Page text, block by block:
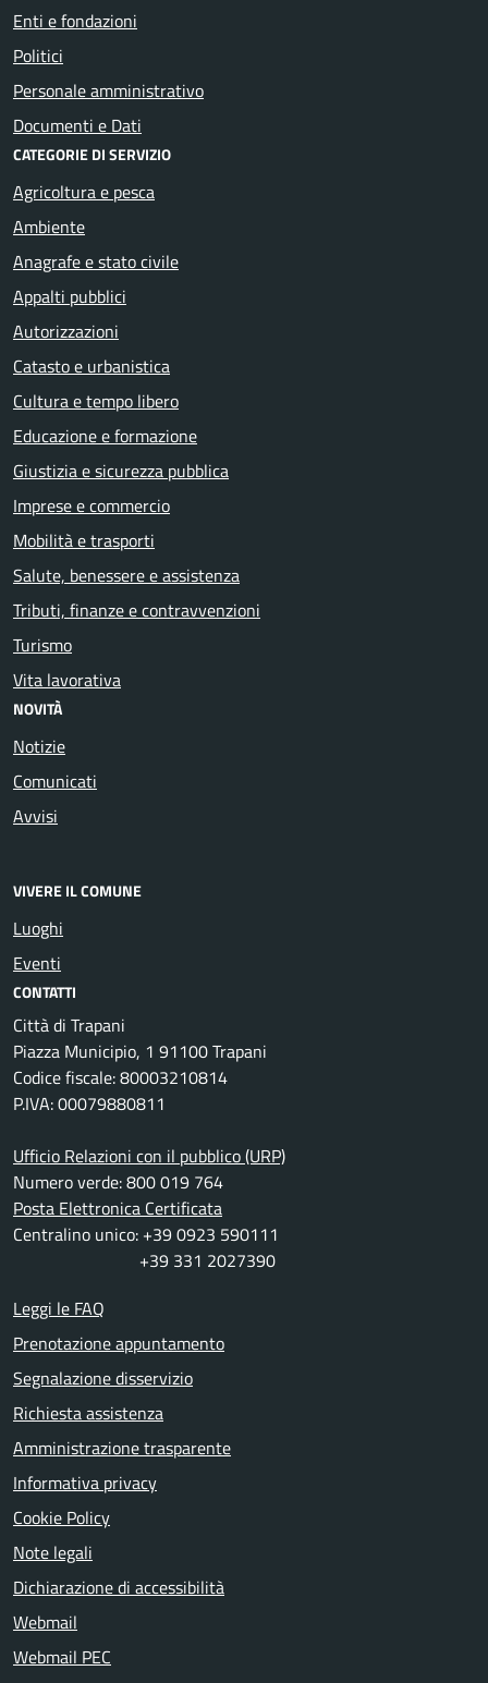
Enti e fondazioni
Politici
Personale amministrativo
Documenti e Dati
CATEGORIE DI SERVIZIO
Agricoltura e pesca
Ambiente
Anagrafe e stato civile
Appalti pubblici
Autorizzazioni
Catasto e urbanistica
Cultura e tempo libero
Educazione e formazione
Giustizia e sicurezza pubblica
Imprese e commercio
Mobilità e trasporti
Salute, benessere e assistenza
Tributi, finanze e contravvenzioni
Turismo
Vita lavorativa
NOVITÀ
Notizie
Comunicati
Avvisi
VIVERE IL COMUNE
Luoghi
Eventi
CONTATTI
Città di Trapani
Piazza Municipio, 1 91100 Trapani
Codice fiscale: 80003210814
P.IVA: 00079880811
Ufficio Relazioni con il pubblico (URP)
Numero verde: 800 019 764
Posta Elettronica Certificata
Centralino unico: +39 0923 590111
+39 331 2027390
Leggi le FAQ
Prenotazione appuntamento
Segnalazione disservizio
Richiesta assistenza
Amministrazione trasparente
Informativa privacy
Cookie Policy
Note legali
Dichiarazione di accessibilità
Webmail
Webmail PEC